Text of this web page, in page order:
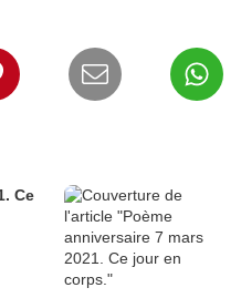
Ce